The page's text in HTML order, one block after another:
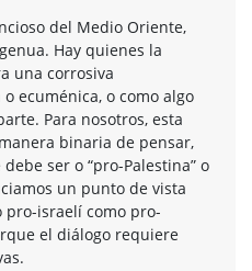
del Medio Oriente,
Hay quienes la
una corrosiva
ecuménica, o como algo
Para nosotros, esta
binaria de pensar,
ser o “pro-Palestina” o
un punto de vista
pro-israelí como pro-
el diálogo requiere